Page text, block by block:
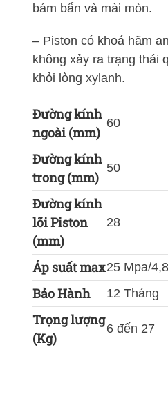
bám bẩn và mài mòn.
– Piston có khoá hãm
không xảy ra trạng thái
khỏi lòng xylanh.
Đường kính
ngoài (mm)
60
Đường kính
trong (mm)
50
Đường kính
lõi Piston
(mm)
28
Áp suất max25 Mpa/
Bảo Hành 12 Tháng
Trọng lượng
(Kg)
6 đến 27